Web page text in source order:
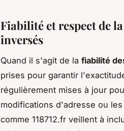
Fiabilité et respect de
inversés
Quand il s'agit de la fiabilité
prises pour garantir
régulièrement mises à jour
modifications d'adresse ou
comme 118712.fr veillent à